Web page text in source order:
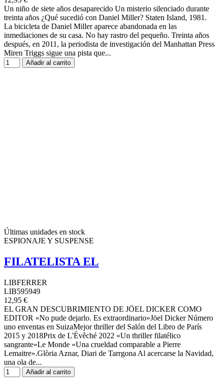
Un niño de siete años desaparecido Un misterio silenciado durante
treinta años ¿Qué sucedió con Daniel Miller? Staten Island, 1981.
La bicicleta de Daniel Miller aparece abandonada en las
inmediaciones de su casa. No hay rastro del pequeño. Treinta años
después, en 2011, la periodista de investigación del Manhattan Press
Miren Triggs sigue una pista que...
Añadir al carrito
Últimas unidades en stock
ESPIONAJE Y SUSPENSE
FILATELISTA EL
LIBFERRER
LIB595949
12,95 €
EL GRAN DESCUBRIMIENTO DE JÖEL DICKER COMO
EDITOR «No pude dejarlo. Es extraordinario»Jöel Dicker Número
uno enventas en SuizaMejor thriller del Salón del Libro de París
2015 y 2018Prix de L'Évêché 2022 «Un thriller filatélico
sangrante»Le Monde «Una crueldad comparable a Pierre
Lemaitre».Glòria Aznar, Diari de Tarrgona Al acercarse la Navidad,
una ola de...
Añadir al carrito